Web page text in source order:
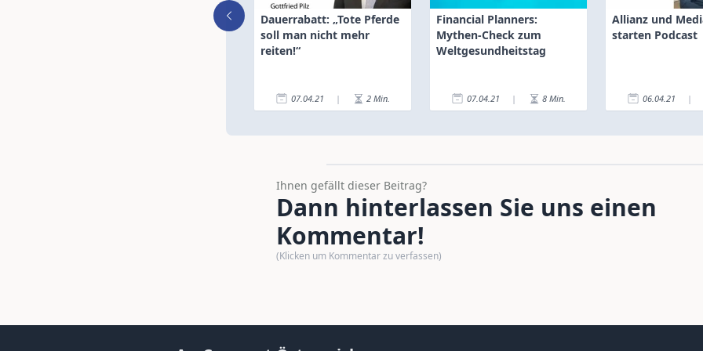
Dauerrabatt: „Tote Pferde
soll man nicht mehr
reiten!“
07.04.21 | 2 Min.
Financial Planners:
Mythen-Check zum
Weltgesundheitstag
07.04.21 | 8 Min.
Allianz und
starten Podcast
06.04.21 |
Ihnen gefällt dieser Beitrag?
Dann hinterlassen Sie uns einen
Kommentar!
(Klicken um Kommentar zu verfassen)